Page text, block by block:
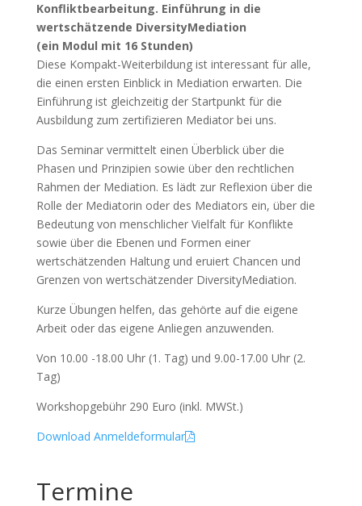
Konfliktbearbeitung. Einführung in die
wertschätzende DiversityMediation
(ein Modul mit 16 Stunden)
Diese Kompakt-Weiterbildung ist interessant für alle,
die einen ersten Einblick in Mediation erwarten. Die
Einführung ist gleichzeitig der Startpunkt für die
Ausbildung zum zertifizieren Mediator bei uns.
Das Seminar vermittelt einen Überblick über die
Phasen und Prinzipien sowie über den rechtlichen
Rahmen der Mediation. Es lädt zur Reflexion über die
Rolle der Mediatorin oder des Mediators ein, über die
Bedeutung von menschlicher Vielfalt für Konflikte
sowie über die Ebenen und Formen einer
wertschätzenden Haltung und eruiert Chancen und
Grenzen von wertschätzender DiversityMediation.
Kurze Übungen helfen, das gehörte auf die eigene
Arbeit oder das eigene Anliegen anzuwenden.
Von 10.00 -18.00 Uhr (1. Tag) und 9.00-17.00 Uhr (2.
Tag)
Workshopgebühr 290 Euro (inkl. MWSt.)
Download Anmeldeformular
Termine